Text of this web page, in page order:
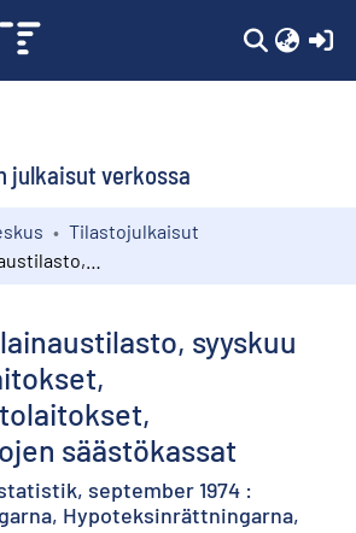
julkaisut verkossa
Tilastojulkaisut
syyskuu
säästökassat
september 1974 :
Hypoteksinrättningarna,